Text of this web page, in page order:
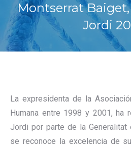
Montserrat
Jordi
La expresidenta de la
Humana entre 1998 y 2001, ha
Jordi por parte de la Generalitat
se reconoce la excelencia de